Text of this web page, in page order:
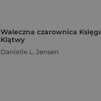
Waleczna czarownica
Klątwy
Danielle L. Jensen